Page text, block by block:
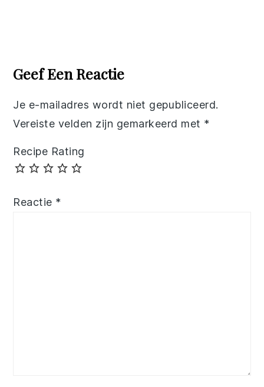
Interactions
Geef Een Reactie
Je e-mailadres wordt niet gepubliceerd.
Vereiste velden zijn gemarkeerd met *
Recipe Rating
Reactie *